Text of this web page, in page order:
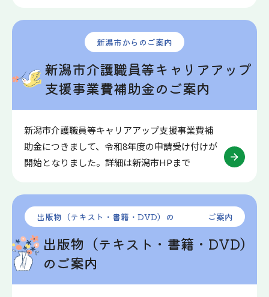
新潟市からのご案内
新潟市介護職員等キャリアアップ
支援事業費補助金のご案内
新潟市介護職員等キャリアアップ支援事業費補
助金につきまして、令和8年度の申請受け付けが
開始となりました。詳細は新潟市HPまで
出版物（テキスト・書籍・DVD）の ご案内
出版物（テキスト・書籍・DVD）
のご案内